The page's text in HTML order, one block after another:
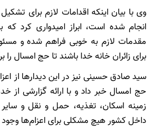
وی با بیان اینکه اقدامات لازم برای
انجام شده است، ابراز امیدواری کرد
مقدمات لازم به خوبی فراهم شده و
برای زائران خانه خدا باشند تا حج امسال را
حج امسال خبر داد و با ارائه گزارشی از
زمینه اسکان، تغذیه، حمل و نقل و
داخل کشور هیچ مشکلی برای اعزام‌ها وجود